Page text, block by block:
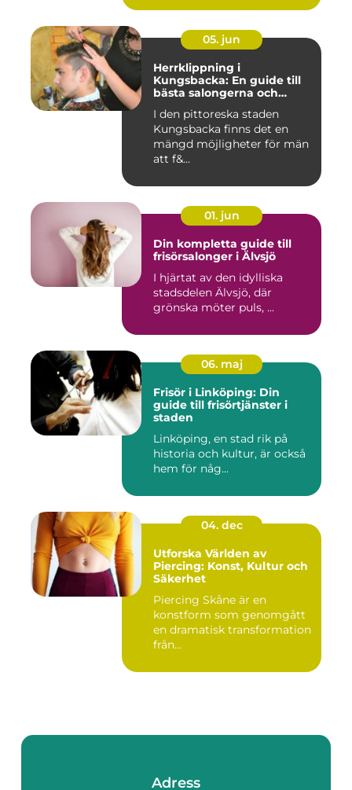
05. jun
Herrklippning i
Kungsbacka: En guide till
bästa salongerna och
I den pittoreska staden
Kungsbacka finns det en
mängd möjligheter för män
att f&...
01. jun
Din kompletta guide till
frisörsalonger i Älvsjö
I hjärtat av den idylliska
stadsdelen Älvsjö, där
grönska möter puls, ...
06. maj
Frisör i Linköping: Din
guide till frisörtjänster i
staden
Linköping, en stad rik på
historia och kultur, är också
hem för någ...
04. dec
Utforska Världen av
Piercing: Konst, Kultur och
Säkerhet
Piercing Skåne är en
konstform som genomgått
en dramatisk transformation
från...
Adress